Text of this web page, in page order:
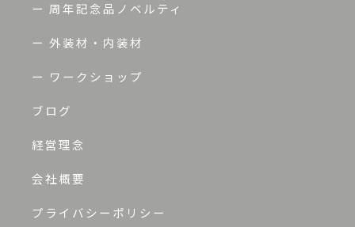
ー 周年記念品ノベルティ
ー 外装材・内装材
ー ワークショップ
ブログ
経営理念
会社概要
プライバシーポリシー